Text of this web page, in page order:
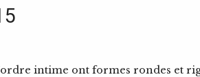
intime ont formes rondes et